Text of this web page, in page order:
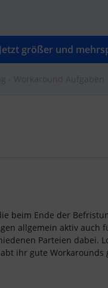
größer und
beim Ende der
allgemein aktiv auch
Parteien dabei.
ihr gute Workarounds